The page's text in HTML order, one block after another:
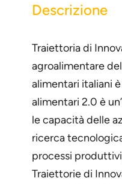
Descrizione
Traiettoria di
agroalimentare
alimentari italiani
alimentari 2.0 è
le capacità delle
ricerca
processi
Traiettorie di